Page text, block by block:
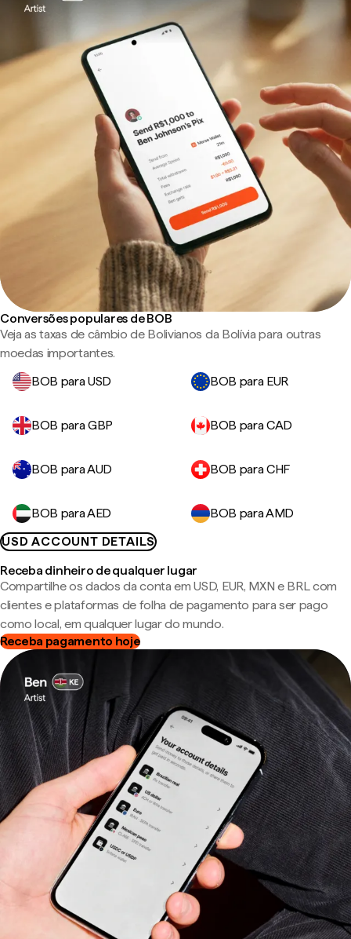
Conversões populares de BOB
Veja as taxas de câmbio de Bolivianos da Bolívia para outras
moedas importantes.
BOB para USD
BOB para EUR
BOB para GBP BOB para CAD
BOB para AUD BOB para CHF
BOB para AED
BOB para AMD
USD ACCOUNT DETAILS
Receba dinheiro de qualquer lugar
Compartilhe os dados da conta em USD, EUR, MXN e BRL com
clientes e plataformas de folha de pagamento para ser pago
como local, em qualquer lugar do mundo.
Receba pagamento hoje